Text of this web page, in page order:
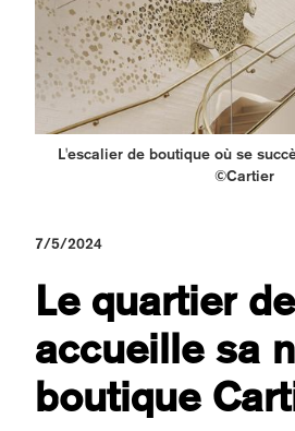
L'escalier de boutique où se
©Cartier
7/5/2024
Le quartier
accueille sa
boutique